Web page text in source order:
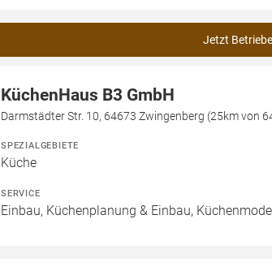
Jetzt
KüchenHaus B3 GmbH
Darmstädter Str. 10, 64673 Zwingenberg (25km von
SPEZIALGEBIETE
Küche
SERVICE
Einbau, Küchenplanung & Einbau,